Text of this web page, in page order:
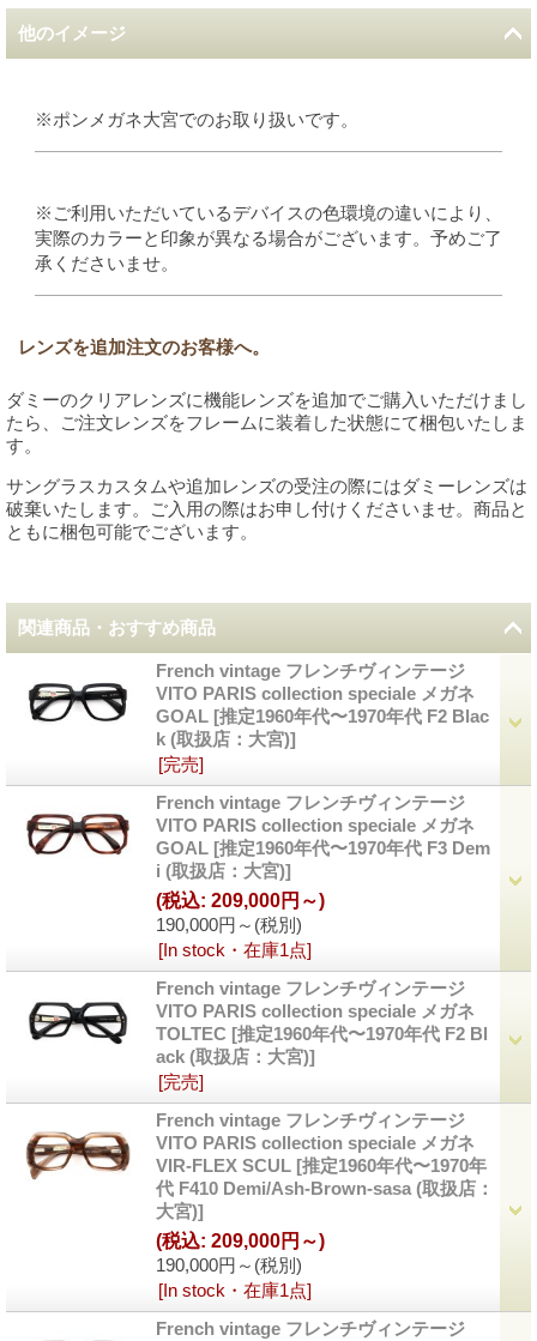
他のイメージ
※ポンメガネ大宮でのお取り扱いです。
※ご利用いただいているデバイスの色環境の違いにより、
実際のカラーと印象が異なる場合がございます。予めご了
承くださいませ。
レンズを追加注文のお客様へ。
ダミーのクリアレンズに機能レンズを追加でご購入いただけまし
たら、ご注文レンズをフレームに装着した状態にて梱包いたしま
す。
サングラスカスタムや追加レンズの受注の際にはダミーレンズは
破棄いたします。ご入用の際はお申し付けくださいませ。商品と
ともに梱包可能でございます。
関連商品・おすすめ商品
French vintage フレンチヴィンテージ
VITO PARIS collection speciale メガネ
GOAL [推定1960年代〜1970年代 F2 Blac
k (取扱店：大宮)]
[完売]
French vintage フレンチヴィンテージ
VITO PARIS collection speciale メガネ
GOAL [推定1960年代〜1970年代 F3 Dem
i (取扱店：大宮)]
190,000円～ (税別)
(税込: 209,000円～)
[In stock・在庫1点]
French vintage フレンチヴィンテージ
VITO PARIS collection speciale メガネ
TOLTEC [推定1960年代〜1970年代 F2 Bl
ack (取扱店：大宮)]
[完売]
French vintage フレンチヴィンテージ
VITO PARIS collection speciale メガネ
VIR-FLEX SCUL [推定1960年代〜1970年
代 F410 Demi/Ash-Brown-sasa (取扱店：
大宮)]
190,000円～ (税別)
(税込: 209,000円～)
[In stock・在庫1点]
French vintage フレンチヴィンテージ